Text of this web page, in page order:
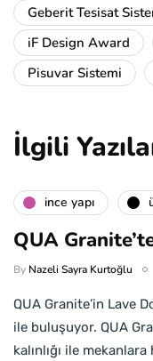
Geberit Tesisat
iF Design Award
Pisuvar Sistemi
İlgili
i̇nce yapı
QUA
By Nazeli Sayra Kurtoğlu
QUA Granite’in Lave
ile buluşuyor. QUA
kalınlığı ile mekanlara